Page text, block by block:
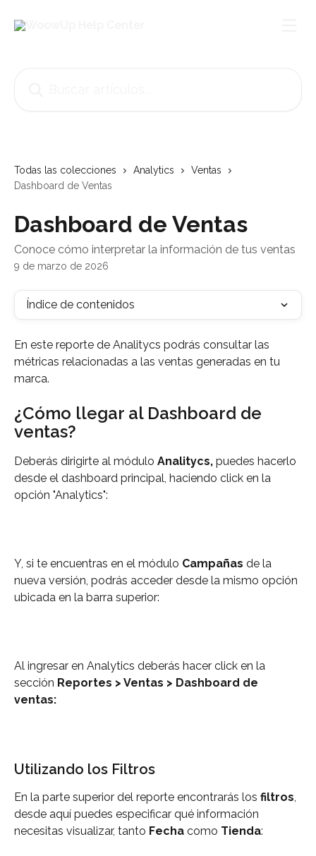
Todas las colecciones Analytics
Ventas
Dashboard de Ventas
Dashboard de Ventas
Conoce cómo interpretar la información de tus ventas
9 de marzo de 2026
Índice de contenidos
En este reporte de Analitycs podrás consultar las
métricas relacionadas a las ventas generadas en tu
marca.
¿Cómo llegar al Dashboard de
ventas?
Deberás dirigirte al módulo Analitycs, puedes hacerlo
desde el dashboard principal, haciendo click en la
opción "Analytics":
Y, si te encuentras en el módulo Campañas de la
nueva versión, podrás acceder desde la mismo opción
ubicada en la barra superior:
Al ingresar en Analytics deberás hacer click en la
sección Reportes > Ventas > Dashboard de
ventas:
Utilizando los Filtros
En la parte superior del reporte encontrarás los filtros,
desde aquí puedes especificar qué información
necesitas visualizar, tanto Fecha como Tienda: